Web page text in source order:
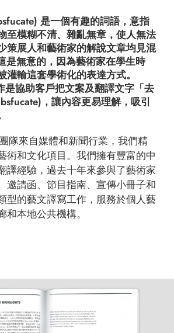
是一個有趣的詞語，意指
至模糊不清、雜亂無章，使人無法
策展人和藝術家的解說文章均見混
是無意的，因為藝術家在學生時
灌輸這套學術化的表達方式。
是協助客戶把文案及翻譯文字「去
，讓內容更易理解，吸引
隊來自媒體和新聞行業，我們精
術和文化項目。我們擁有豐富的中
譯經驗，過去十年來參與了藝術家
邀請函、節目指南、宣傳小冊子和
型的藝文譯寫工作，服務於個人藝
和本地公共機構。